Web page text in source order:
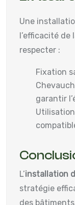
Une
l’efficacité de
respecter :
Fixation
garantir
L’installation
stratégie
des